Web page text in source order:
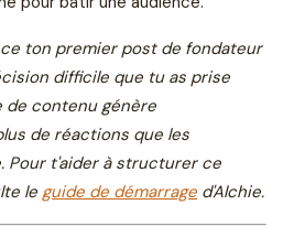
ton premier post de fondateur
difficile que tu as prise
de contenu génère
de réactions que les
Pour t'aider à structurer ce
le guide de démarrage d'Alchie.